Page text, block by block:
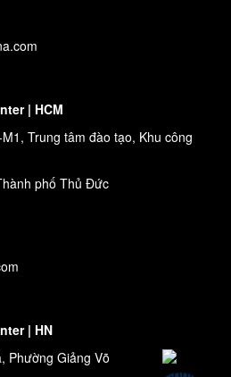
| HCM
Trung tâm đào tạo, Khu công
phố Thủ Đức
| HN
Phường Giảng Võ